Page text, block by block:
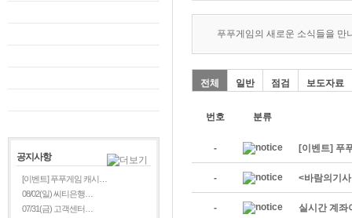
공지사항
[이벤트] 푸푸게임 캐시…
08/02(일) 씨티은행…
07/31(금) 고객센터…
푸푸게임의 새로운 소식들을 만
전체 일반 점검 보도자료
번호 분류
- [이벤트] 푸
- <바람의기
- 실시간 계좌